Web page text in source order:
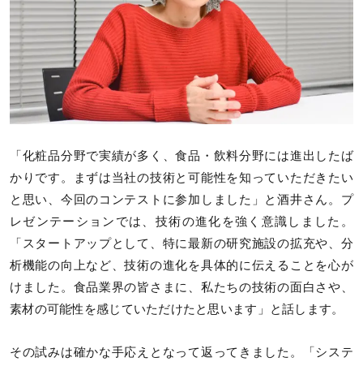
「化粧品分野で実績が多く、食品・飲料分野には進出したば
かりです。まずは当社の技術と可能性を知っていただきたい
と思い、今回のコンテストに参加しました」と酒井さん。プ
レゼンテーションでは、技術の進化を強く意識しました。
「スタートアップとして、特に最新の研究施設の拡充や、分
析機能の向上など、技術の進化を具体的に伝えることを心が
けました。食品業界の皆さまに、私たちの技術の面白さや、
素材の可能性を感じていただけたと思います」と話します。
その試みは確かな手応えとなって返ってきました。「システ